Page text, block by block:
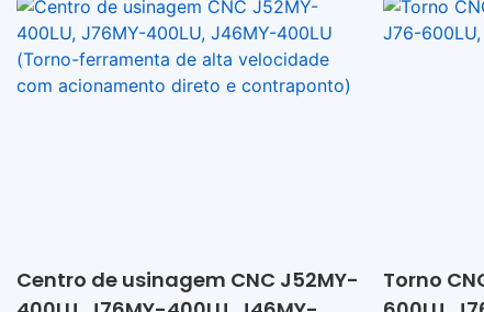
Centro de usinagem CNC J52MY-
Torno